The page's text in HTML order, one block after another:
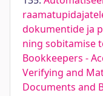
dokumentide ja
ning sobitamise
Bookkeepers -
Verifying and
Documents and